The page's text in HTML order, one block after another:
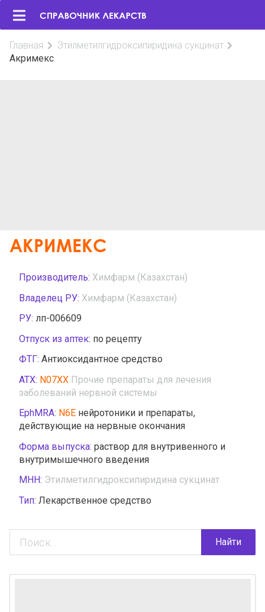
Главная
Этилметилгидроксипиридина сукцинат
Акримекс
АКРИМЕКС
Производитель: Химфарм (Казахстан)
Владелец РУ: Химфарм (Казахстан)
РУ: лп-006609
Отпуск из аптек: по рецепту
ФТГ: Антиоксидантное средство
АТХ: N07XX Прочие препараты для лечения
заболеваний нервной системы
EphMRA: N6E нейротоники и препараты,
действующие на нервные окончания
Форма выпуска: раствор для внутривенного и
внутримышечного введения
МНН: Этилметилгидроксипиридина сукцинат
Тип: Лекарственное средство
Найти